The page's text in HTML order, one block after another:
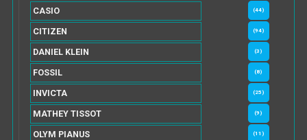
CASIO (44)
CITIZEN (94)
DANIEL KLEIN (3)
FOSSIL (8)
INVICTA (25)
MATHEY TISSOT (9)
OLYM PIANUS (11)